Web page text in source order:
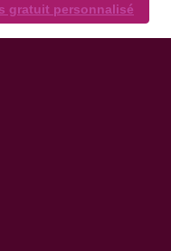
gratuit personnalisé